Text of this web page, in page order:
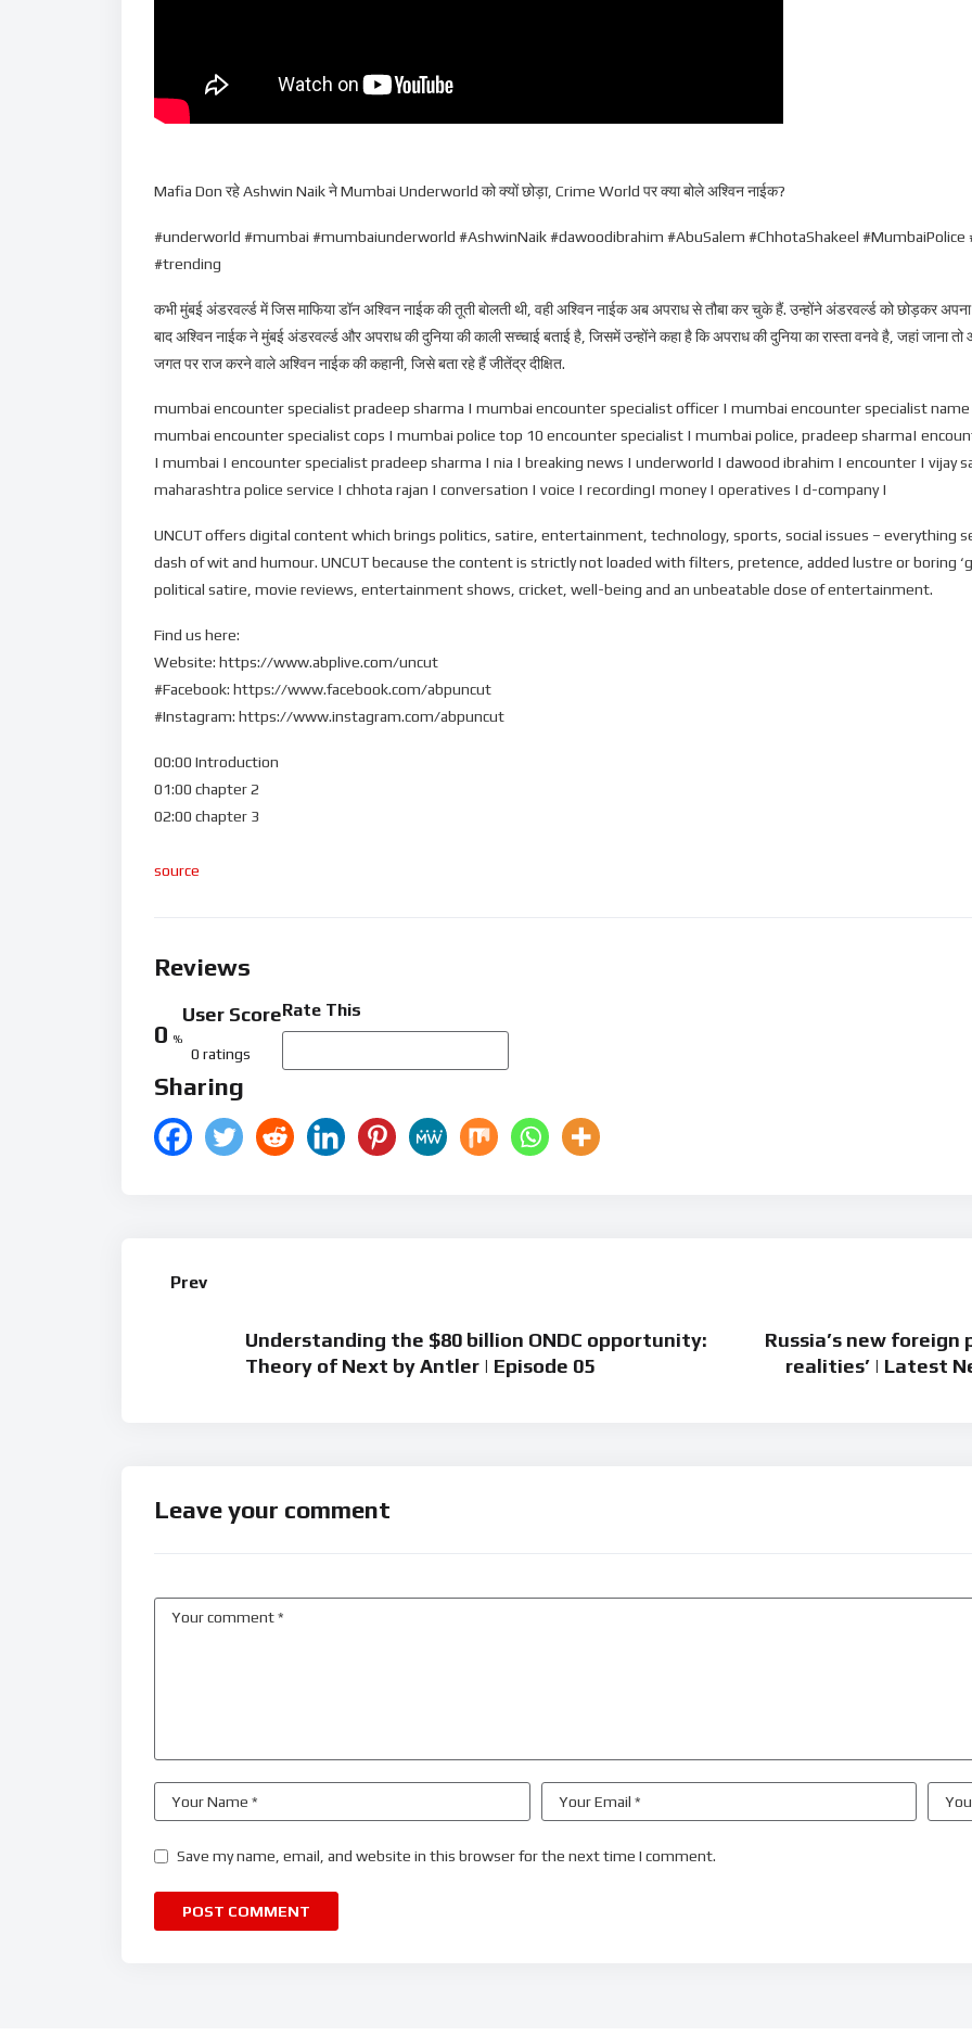
Mafia Don रहे Ashwin Naik ने Mumbai Underworld को क्यों छोड़ा, Crime World पर क्या बोले अश्विन नाईक?
#underworld #mumbai #mumbaiunderworld #AshwinNaik #dawoodibrahim #AbuSalem #ChhotaShakeel
#trending
कभी मुंबई अंडरवर्ल्ड में जिस माफिया डॉन अश्विन नाईक की तूती बोलती थी, वही अश्विन नाईक अब अपराध से तौबा कर चुके हैं. उन्होंने अंडरवर्ल्ड को छोड़कर
बाद अश्विन नाईक ने मुंबई अंडरवर्ल्ड और अपराध की दुनिया की काली सच्चाई बताई है, जिसमें उन्होंने कहा है कि अपराध की दुनिया का रास्ता वनवे है, जहां
जगत पर राज करने वाले अश्विन नाईक की कहानी, जिसे बता रहे हैं जीतेंद्र दीक्षित.
mumbai encounter specialist pradeep sharma | mumbai encounter specialist officer | mumbai encounter specialist
mumbai encounter specialist cops | mumbai police top 10 encounter specialist | mumbai police, pradeep sharma|
| mumbai | encounter specialist pradeep sharma | nia | breaking news | underworld | dawood ibrahim | encounter | vijay
maharashtra police service | chhota rajan | conversation | voice | recording| money | operatives | d-company |
UNCUT offers digital content which brings politics, satire, entertainment, technology, sports, social issues – everything
dash of wit and humour. UNCUT because the content is strictly not loaded with filters, pretence, added lustre or boring
political satire, movie reviews, entertainment shows, cricket, well-being and an unbeatable dose of entertainment.
Find us here:
Website: https://www.abplive.com/uncut
#Facebook: https://www.facebook.com/abpuncut
#Instagram: https://www.instagram.com/abpuncut
00:00 Introduction
01:00 chapter 2
02:00 chapter 3
source
Reviews
0 %
User Score
0 ratings
Rate This
Sharing
Prev
Understanding the $80 billion ONDC opportunity:
Theory of Next by Antler | Episode 05
Russia’s new foreign
realities’ | Latest
Leave your comment
Save my name, email, and website in this browser for the next time I comment.